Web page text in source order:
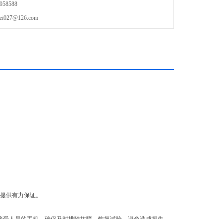
供有力保证。